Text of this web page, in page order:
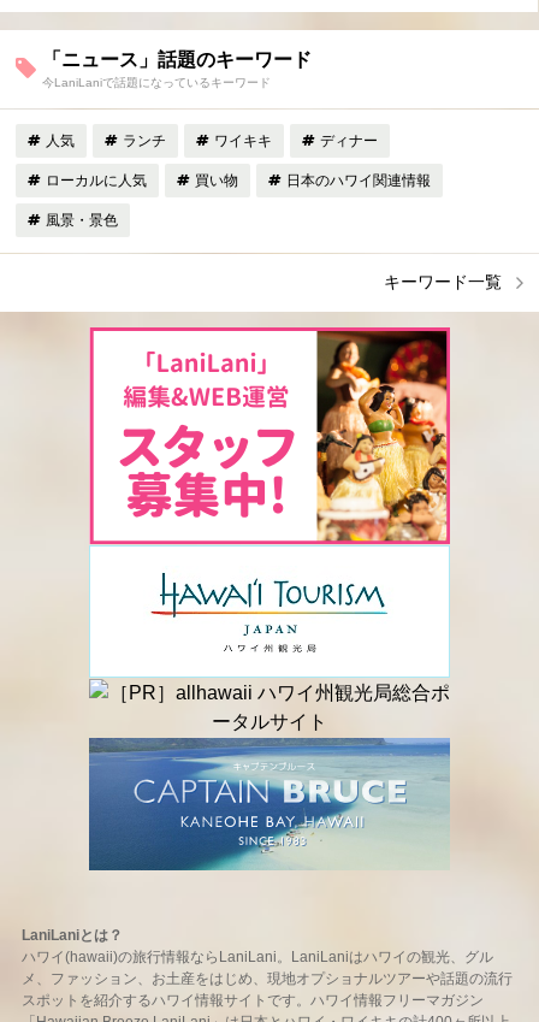
「ニュース」話題のキーワード
今LaniLaniで話題になっているキーワード
人気 ランチ ワイキキ ディナー
ローカルに人気 買い物 日本のハワイ関連情報
風景・景色
キーワード一覧
LaniLaniとは？
ハワイ(hawaii)の旅行情報ならLaniLani。LaniLaniはハワイの観光、グル
メ、ファッション、お土産をはじめ、現地オプショナルツアーや話題の流行
スポットを紹介するハワイ情報サイトです。ハワイ情報フリーマガジン